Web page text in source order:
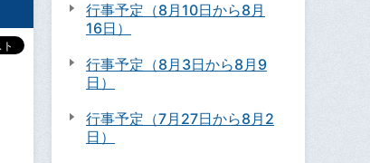
行事予定（8月10日から8月
16日）
行事予定（8月3日から8月9
日）
行事予定（7月27日から8月2
日）